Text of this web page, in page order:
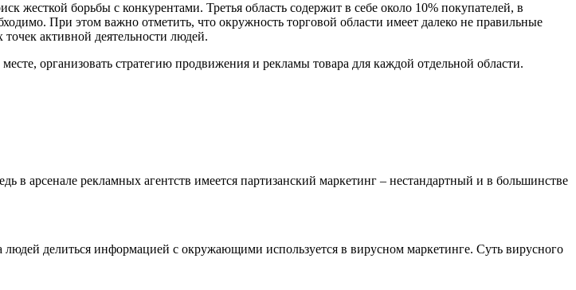
жесткой борьбы с конкурентами. Третья область содержит в себе около 10% покупателей, в
При этом важно отметить, что окружность торговой области имеет далеко не правильные
активной деятельности людей.
организовать стратегию продвижения и рекламы товара для каждой отдельной области.
арсенале рекламных агентств имеется партизанский маркетинг – нестандартный и в большинстве
делиться информацией с окружающими используется в вирусном маркетинге. Суть вирусного